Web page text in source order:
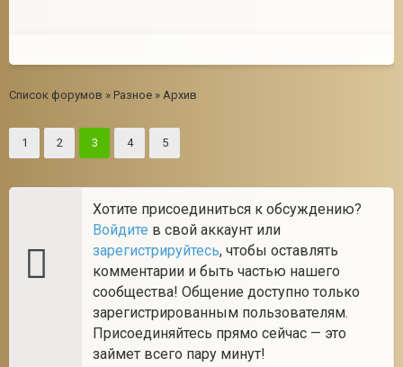
Список форумов » Разное » Архив
1 2 3 4 5
Хотите присоединиться к обсуждению?
Войдите в свой аккаунт или
зарегистрируйтесь, чтобы оставлять
комментарии и быть частью нашего
сообщества! Общение доступно только
зарегистрированным пользователям.
Присоединяйтесь прямо сейчас — это
займет всего пару минут!